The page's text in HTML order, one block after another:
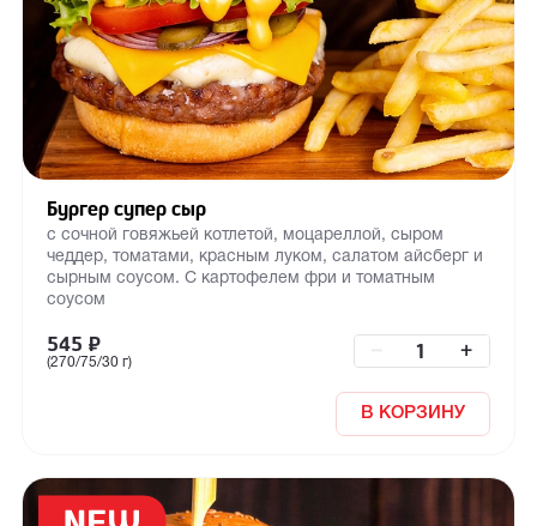
Бургер супер сыр
с сочной говяжьей котлетой, моцареллой, сыром
чеддер, томатами, красным луком, салатом айсберг и
сырным соусом. С картофелем фри и томатным
соусом
545 ₽
(270/75/30 г)
+
В КОРЗИНУ